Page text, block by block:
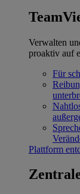
Verwalten
proaktiv auf
Für
Plattform